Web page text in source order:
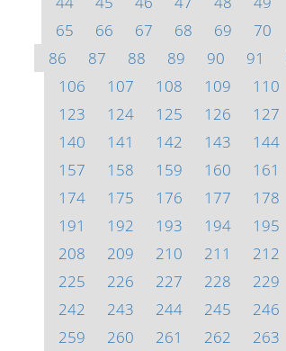
65
66 67 68 69 70
86
87 88 89 90 91
106
107 108 109 110
123
124 125 126 127
140
141 142 143 144
157
158 159 160 161
174
175 176 177 178
191
192 193 194 195
208
209 210 211 212
225
226 227 228 229
242
243 244 245 246
259
260 261 262 263